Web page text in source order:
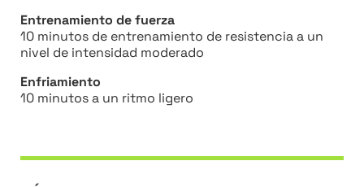
Entrenamiento de fuerza
10 minutos de entrenamiento de resistencia a un
nivel de intensidad moderado
Enfriamiento
10 minutos a un ritmo ligero